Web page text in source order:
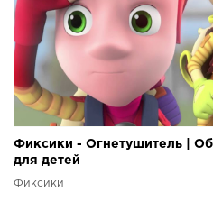
Фиксики - Огнетушитель |
для детей
Фиксики